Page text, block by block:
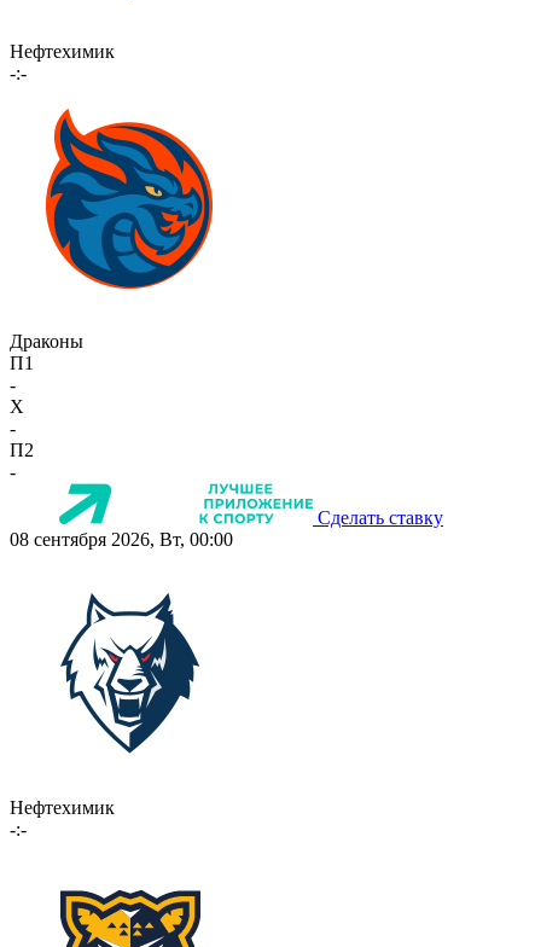
Нефтехимик
-:-
Драконы
П1
-
X
-
П2
-
Сделать ставку
08 сентября 2026, Вт, 00:00
Нефтехимик
-:-